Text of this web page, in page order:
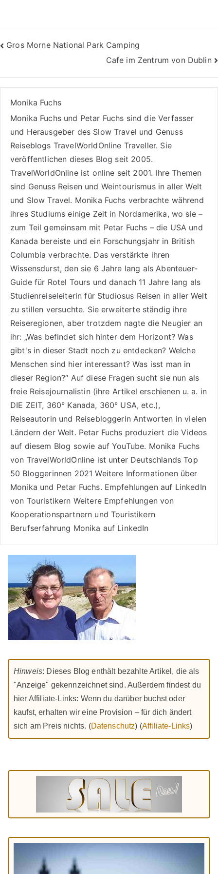
Beitragsnavigation
Gros Morne National Park Camping
Cafe im Zentrum von Dublin
Monika Fuchs
Monika Fuchs und Petar Fuchs sind die Verfasser
und Herausgeber des Slow Travel und Genuss
Reiseblogs TravelWorldOnline Traveller. Sie
veröffentlichen dieses Blog seit 2005.
TravelWorldOnline ist online seit 2001. Ihre Themen
sind Genuss Reisenund Weintourismusin aller Welt
und Slow Travel. Monika Fuchs verbrachte während
ihres Studiums einige Zeit in Nordamerika, wo sie –
zum Teil gemeinsam mit Petar Fuchs – die USA und
Kanada bereiste und ein Forschungsjahr in British
Columbia verbrachte. Das verstärkte ihren
Wissensdurst, den sie 6 Jahre lang alsAbenteuer-
Guide für Rotel Tours und danach 11 Jahre lang als
Studienreiseleiterin für Studiosus Reisen in aller Welt
zu stillen versuchte. Sie erweiterte ständig ihre
Reiseregionen, aber trotzdem nagte die Neugier an
ihr: „Was befindet sich hinter dem Horizont? Was
gibt's in dieser Stadt noch zu entdecken? Welche
Menschen sind hier interessant? Was isst man in
dieser Region?“ Auf diese Fragen sucht sie nun als
freie Reisejournalistin (ihre Artikel erschienen u. a. in
DIE ZEIT, 360° Kanada, 360° USA, etc.),
Reiseautorinund Reisebloggerin Antworten in vielen
Ländern der Welt. Petar Fuchs produziert die Videos
auf diesem Blog sowie aufYouTube. Monika Fuchs
von TravelWorldOnline ist unter Deutschlands Top
50 Bloggerinnen 2021 Weitere Informationen über
Monika und Petar Fuchs. Empfehlungen auf LinkedIn
von Touristikern Weitere Empfehlungen von
Kooperationspartnern und Touristikern
Berufserfahrung Monika auf LinkedIn
Hinweis: Dieses Blog enthält bezahlte Artikel, die als
"Anzeige" gekennzeichnet sind. Außerdem findest du
hier Affiliate-Links: Wenn du darüber buchst oder
kaufst, erhalten wir eine Provision – für dich ändert
sich am Preis nichts. (Datenschutz) (Affiliate-Links)